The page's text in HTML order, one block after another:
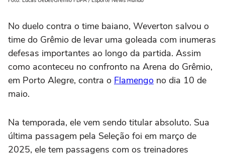
No duelo contra o time baiano, Weverton salvou o
time do Grêmio de levar uma goleada com inumeras
defesas importantes ao longo da partida. Assim
como aconteceu no confronto na Arena do Grêmio,
em Porto Alegre, contra o Flamengo no dia 10 de
maio.
Na temporada, ele vem sendo titular absoluto. Sua
última passagem pela Seleção foi em março de
2025, ele tem passagens com os treinadores